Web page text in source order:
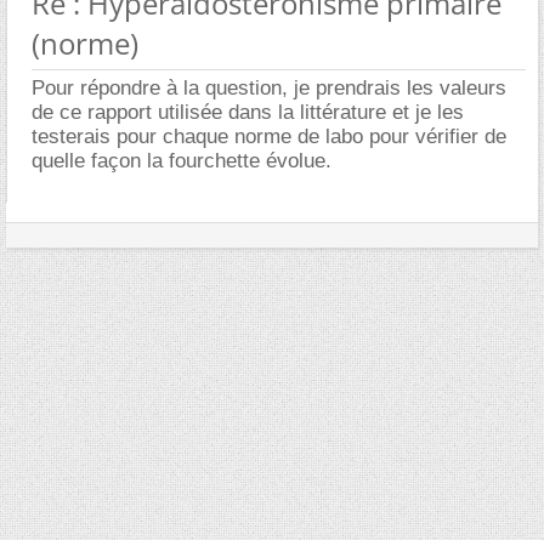
(norme)
Pour répondre à la question, je prendrais les valeurs
de ce rapport utilisée dans la littérature et je les
testerais pour chaque norme de labo pour vérifier de
quelle façon la fourchette évolue.